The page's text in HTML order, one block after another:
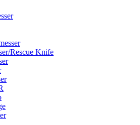
Rescue Knife